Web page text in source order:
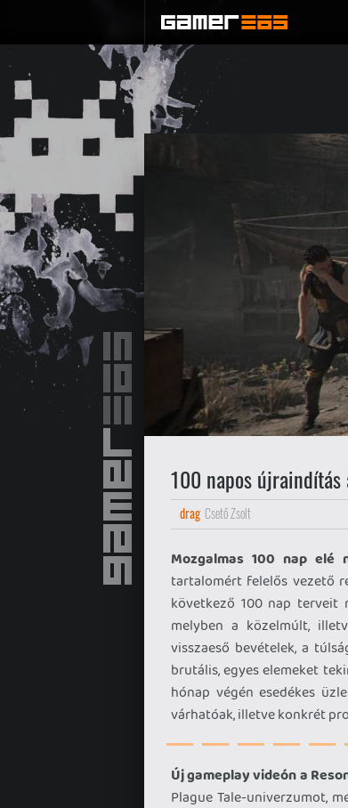
100 napos
drag Csető Zsolt
Mozgalmas 100 nap elé
tartalomért felelős vezető
következő 100 nap terveit
melyben a közelmúlt,
visszaeső bevételek, a
brutális, egyes elemeket
hónap végén esedékes
várhatóak, illetve konkrét
Új gameplay videón a
Plague Tale-univerzumot,